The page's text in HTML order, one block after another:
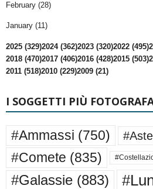
February (28)
January (11)
2025 (329)2024 (362)2023 (320)2022 (495)
2018 (470)2017 (406)2016 (428)2015 (503)
2011 (518)2010 (229)2009 (21)
I SOGGETTI PIÙ
#Ammassi (750)
#Comete (835)
#Galassie (883)